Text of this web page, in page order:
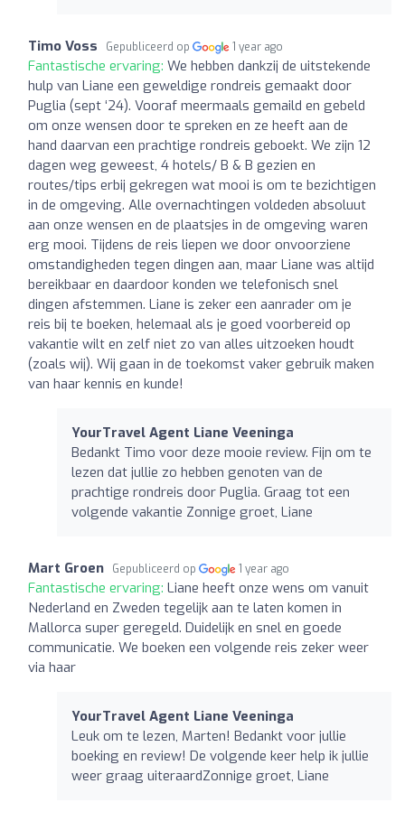
Timo Voss Gepubliceerd op 1 year ago
Fantastische ervaring: We hebben dankzij de uitstekende
hulp van Liane een geweldige rondreis gemaakt door
Puglia (sept ‘24). Vooraf meermaals gemaild en gebeld
om onze wensen door te spreken en ze heeft aan de
hand daarvan een prachtige rondreis geboekt. We zijn 12
dagen weg geweest, 4 hotels/ B & B gezien en
routes/tips erbij gekregen wat mooi is om te bezichtigen
in de omgeving. Alle overnachtingen voldeden absoluut
aan onze wensen en de plaatsjes in de omgeving waren
erg mooi. Tijdens de reis liepen we door onvoorziene
omstandigheden tegen dingen aan, maar Liane was altijd
bereikbaar en daardoor konden we telefonisch snel
dingen afstemmen. Liane is zeker een aanrader om je
reis bij te boeken, helemaal als je goed voorbereid op
vakantie wilt en zelf niet zo van alles uitzoeken houdt
(zoals wij). Wij gaan in de toekomst vaker gebruik maken
van haar kennis en kunde!
YourTravel Agent Liane Veeninga
Bedankt Timo voor deze mooie review. Fijn om te
lezen dat jullie zo hebben genoten van de
prachtige rondreis door Puglia. Graag tot een
volgende vakantie Zonnige groet, Liane
Mart Groen Gepubliceerd op 1 year ago
Fantastische ervaring: Liane heeft onze wens om vanuit
Nederland en Zweden tegelijk aan te laten komen in
Mallorca super geregeld. Duidelijk en snel en goede
communicatie. We boeken een volgende reis zeker weer
via haar
YourTravel Agent Liane Veeninga
Leuk om te lezen, Marten! Bedankt voor jullie
boeking en review! De volgende keer help ik jullie
weer graag uiteraardZonnige groet, Liane